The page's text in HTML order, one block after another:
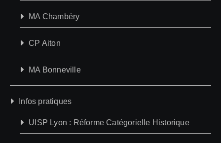
MA Chambéry
CP Aiton
MA Bonneville
Infos pratiques
UISP Lyon : Réforme Catégorielle Historique